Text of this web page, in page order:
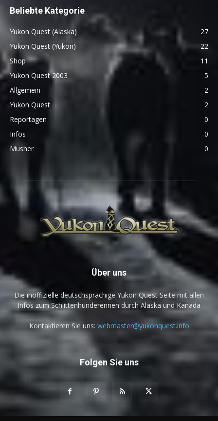
Beliebte Kategorie
Yukon Quest (Alaska)
27
Yukon Quest (Yukon)
22
Shop
11
Yukon Quest 2003
5
Allgemein
2
Yukon Quest
2
Reportagen
0
Infos
0
Musher
0
Über uns
Die inoffizielle deutschsprachige Yukon Quest Seite mit allen
Infos zum Schlittenhunderennen durch Alaska und Kanada
Kontaktieren Sie uns: webmaster@yukonquest.info
Folgen Sie uns